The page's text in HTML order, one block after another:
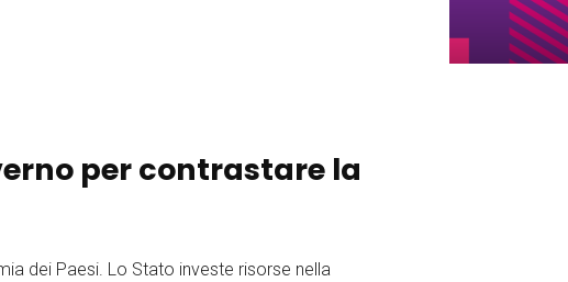
per contrastare la
dei Paesi. Lo Stato investe risorse nella